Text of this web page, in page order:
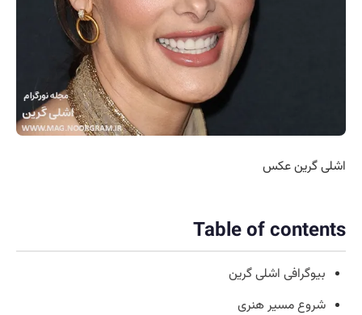
اشلی گرین عکس
Table of contents
بیوگرافی اشلی گرین
شروع مسیر هنری